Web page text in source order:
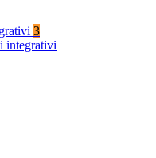
3
integrativi